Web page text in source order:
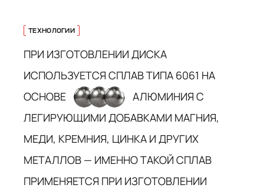
ТЕХНОЛОГИИ
ПРИ ИЗГОТОВЛЕНИИ ДИСКА
ИСПОЛЬЗУЕТСЯ СПЛАВ ТИПА 6061 НА
ОСНОВЕ
АЛЮМИНИЯ С
ЛЕГИРУЮЩИМИ ДОБАВКАМИ МАГНИЯ,
МЕДИ, КРЕМНИЯ, ЦИНКА И ДРУГИХ
МЕТАЛЛОВ — ИМЕННО ТАКОЙ СПЛАВ
ПРИМЕНЯЕТСЯ ПРИ ИЗГОТОВЛЕНИИ